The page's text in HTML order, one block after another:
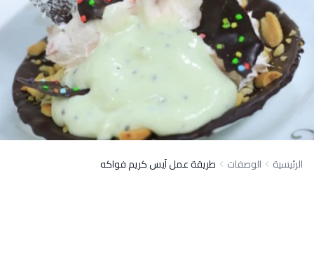
الرئيسية الوصفات طريقة عمل آيس كريم فواكه